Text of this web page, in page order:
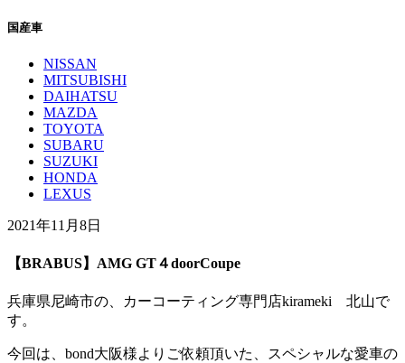
国産車
NISSAN
MITSUBISHI
DAIHATSU
MAZDA
TOYOTA
SUBARU
SUZUKI
HONDA
LEXUS
2021年11月8日
【BRABUS】AMG GT４doorCoupe
兵庫県尼崎市の、カーコーティング専門店kirameki 北山で
す。
今回は、bond大阪様よりご依頼頂いた、スペシャルな愛車の